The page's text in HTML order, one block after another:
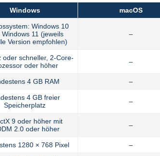
Windows macOS
Windows 10
Windows 11 (jeweils
Version empfohlen)
–
oder schneller, 2-Core-
oder höher
–
4 GB RAM –
4 GB freier
Speicherplatz
–
9 oder höher mit
2.0 oder höher
–
1280 × 768 Pixel –